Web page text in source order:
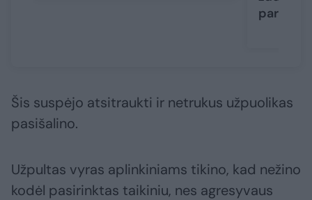
Šis suspėjo atsitraukti ir netrukus užpuolikas
pasišalino.
Užpultas vyras aplinkiniams tikino, kad nežino
kodėl pasirinktas taikiniu, nes agresyvaus